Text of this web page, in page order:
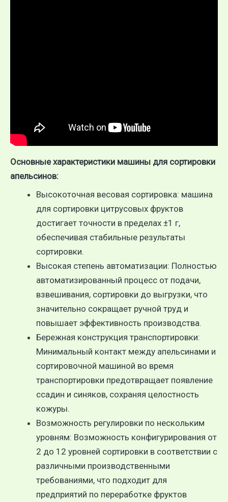
Основные характеристики машины для сортировки
апельсинов:
Высокоточная весовая сортировка: машина
для сортировки цитрусовых фруктов
достигает точности в пределах ±1 г,
обеспечивая стабильные результаты
сортировки.
Высокая степень автоматизации: Полностью
автоматизированный процесс от подачи,
взвешивания, сортировки до выгрузки, что
значительно сокращает ручной труд и
повышает эффективность производства.
Бережная конструкция транспортировки:
Минимальный контакт между апельсинами и
сортировочной машиной во время
транспортировки предотвращает появление
ссадин и синяков, сохраняя целостность
кожуры.
Возможность регулировки по нескольким
уровням: Возможность конфигурирования от
2 до 12 уровней сортировки в соответствии с
различными производственными
требованиями, что подходит для
предприятий по переработке фруктов